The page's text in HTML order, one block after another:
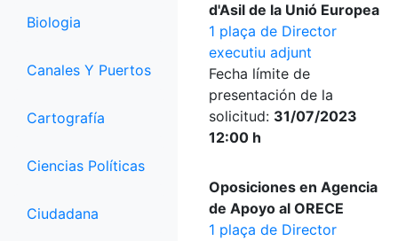
Biologia
Canales Y Puertos
Cartografía
Ciencias Políticas
Ciudadana
d'Asil de la Unió Europea
1 plaça de Director
executiu adjunt
Fecha límite de
presentación de la
solicitud: 31/07/2023
12:00 h
Oposiciones en Agencia
de Apoyo al ORECE
1 plaça de Director